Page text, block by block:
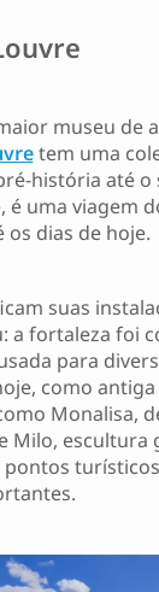
museu de
tem uma
história até o
é uma viagem
dias de hoje.
suas
a fortaleza foi
para
como
Monalisa,
Milo, escultura